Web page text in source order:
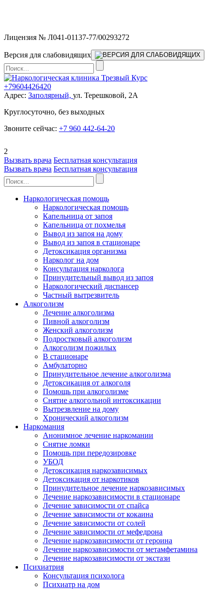
Лицензия № Л041-01137-77/00293272
Версия для слабовидящих
+79604426420
Адрес: Заполярный, ул. Терешковой, 2А
Круглосуточно, без выходных
Звоните сейчас: +7 960 442-64-20
2
Вызвать врача Бесплатная консультация
Вызвать врача Бесплатная консультация
Наркологическая помощь
Наркологическая помощь
Капельница от запоя
Капельница от похмелья
Вывод из запоя на дому
Вывод из запоя в стационаре
Детоксикация организма
Нарколог на дом
Консультация нарколога
Принудительный вывод из запоя
Наркологический диспансер
Частный вытрезвитель
Алкоголизм
Лечение алкоголизма
Пивной алкоголизм
Женский алкоголизм
Подростковый алкоголизм
Алкоголизм пожилых
В стационаре
Амбулаторно
Принудительное лечение алкоголизма
Детоксикация от алкоголя
Помощь при алкоголизме
Снятие алкогольной интоксикации
Вытрезвление на дому
Хронический алкоголизм
Наркомания
Анонимное лечение наркомании
Снятие ломки
Помощь при передозировке
УБОД
Детоксикация наркозависимых
Детоксикация от наркотиков
Принудительное лечение наркозависимых
Лечение наркозависимости в стационаре
Лечение зависимости от спайса
Лечение зависимости от кокаина
Лечение зависимости от солей
Лечение зависимости от мефедрона
Лечение наркозависимости от героина
Лечение наркозависимости от метамфетамина
Лечение наркозависимости от экстази
Психиатрия
Консультация психолога
Психиатр на дом